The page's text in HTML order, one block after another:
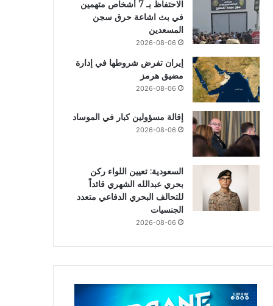
الاحتفاظ بـ 7 أشخاص متهمين
في بث اشاعة حرق سجن
المسعدين
2026-08-06
إيران تفرض شروطها في إدارة
مضيق هرمز
2026-08-06
إقالة مسؤولين كبار في الموساد
2026-08-06
السعودية: تعيين اللواء ركن
بحري عبدالله الشهري قائداً
للتحالف البحري الدفاعي متعدد
الجنسيات
2026-08-06